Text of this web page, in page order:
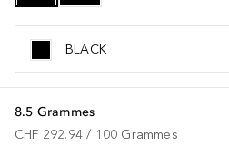
BLACK
8.5 Grammes
CHF 292.94 / 100 Grammes